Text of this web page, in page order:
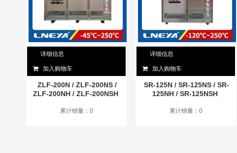
详细信息
加入购物车
ZLF-200N / ZLF-200NS /
ZLF-200NH / ZLF-200NSH
累计销量：0
详细信息
加入购物车
SR-125N / SR-125NS / SR-
125NH / SR-125NSH
累计销量：0